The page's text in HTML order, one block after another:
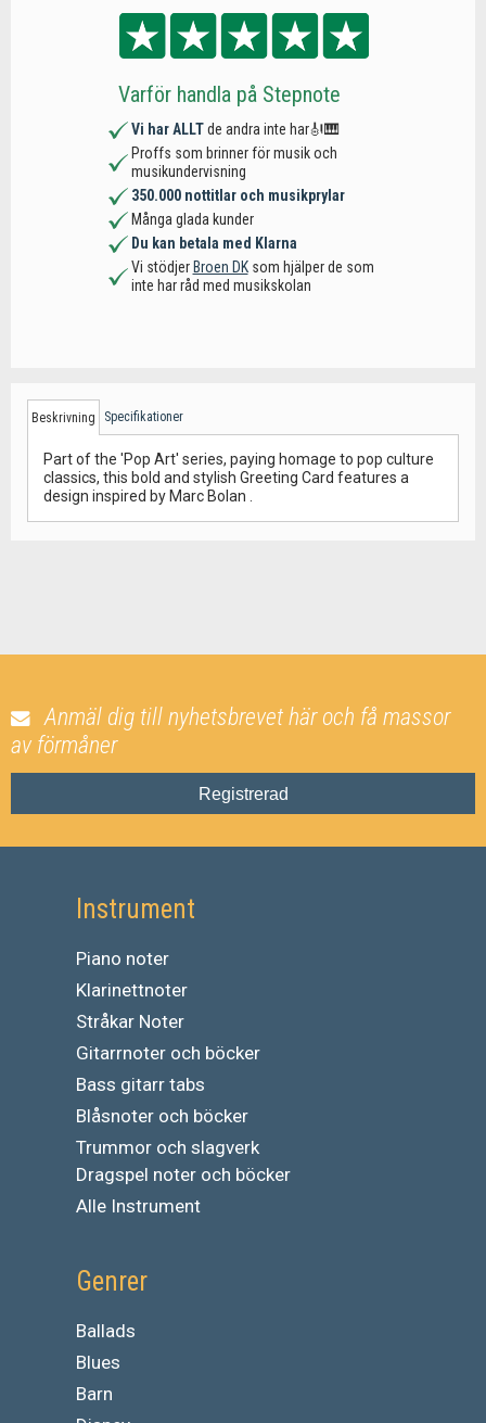
Varför handla på Stepnote
Vi har ALLTde andra inte har🎻🎹
Proffs som brinner för musik och
musikundervisning
350.000 nottitlar och musikprylar
Många glada kunder
Du kan betala med Klarna
Vi stödjer Broen DKsom hjälper de som
inte har råd med musikskolan
Beskrivning Specifikationer
Part of the 'Pop Art' series, paying homage to pop culture
classics, this bold and stylish Greeting Card features a
design inspired by Marc Bolan .
Anmäl dig till nyhetsbrevet här och få massor
av förmåner
Registrerad
Instrument
Piano noter
Klarinettnoter
Stråkar Noter
Gitarrnoter och böcker
Bass gitarr tabs
Blåsnoter och böcker
Trummor och slagverk
Dragspel noter och böcker
Alle Instrument
Genrer
Ballads
Blues
Barn